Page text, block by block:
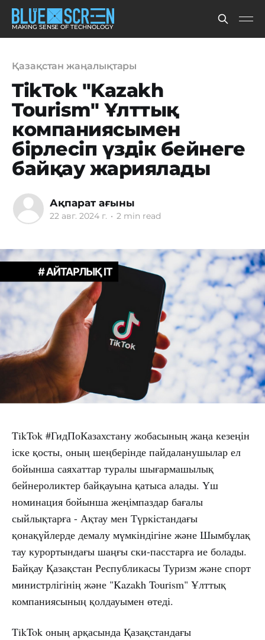
MAKING SENSE OF TECHNOLOGY
Қазақстан жаңалықтары
TikTok "Kazakh
Tourism" Ұлттық
компаниясымен
бірлесіп үздік бейнеге
байқау жариялады
Ақпарат ағыны
22 авг. 2024 г. • 2 min read
TikTok #ГидПоКазахстану жобасының жаңа кезеңін
іске қосты, оның шеңберінде пайдаланушылар ел
бойынша саяхаттар туралы шығармашылық
бейнероликтер байқауына қатыса алады. Үш
номинация бойынша жеңімпаздар бағалы
сыйлықтарға - Ақтау мен Түркістандағы
қонақүйлерде демалу мүмкіндігіне және Шымбұлақ
тау курортындағы шаңғы ски-пасстарға ие болады.
Байқау Қазақстан Республикасы Туризм және спорт
министрлігінің және "Kazakh Tourism" Ұлттық
компаниясының қолдауымен өтеді.
TikTok оның арқасында Қазақстандағы